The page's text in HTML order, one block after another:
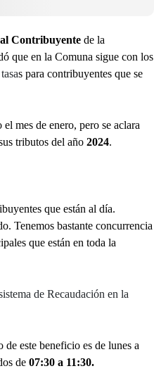
Contribuyente de la
que en la Comuna sigue con los
s para contribuyentes que se
mes de enero, pero se aclara
tributos del año 2024.
que están al día.
Tenemos bastante concurrencia
que están en toda la
de Recaudación en la
este beneficio es de lunes a
de 07:30 a 11:30.